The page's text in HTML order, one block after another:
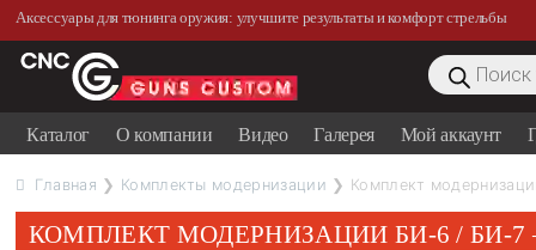
Аксессуары для тюнинга оружия: улучшите результаты и комфорт стрельбы
Поиск
товаров
Каталог О компании Видео Галерея Мой аккаунт
Главная ❯ Комплекты модернизации ❯ Комплект
КОМПЛЕКТ МОДЕРНИЗАЦИИ БИ-6 / БИ-7